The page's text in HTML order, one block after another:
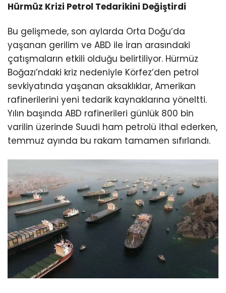
Hürmüz Krizi Petrol Tedarikini Değiştirdi
Bu gelişmede, son aylarda Orta Doğu’da
yaşanan gerilim ve ABD ile İran arasındaki
çatışmaların etkili olduğu belirtiliyor. Hürmüz
Boğazı’ndaki kriz nedeniyle Körfez’den petrol
sevkiyatında yaşanan aksaklıklar, Amerikan
rafinerilerini yeni tedarik kaynaklarına yöneltti.
Yılın başında ABD rafinerileri günlük 800 bin
varilin üzerinde Suudi ham petrolü ithal ederken,
temmuz ayında bu rakam tamamen sıfırlandı.